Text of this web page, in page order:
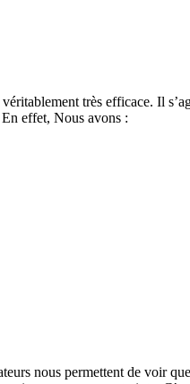
très efficace. Il
effet, Nous avons :
nous permettent de voir